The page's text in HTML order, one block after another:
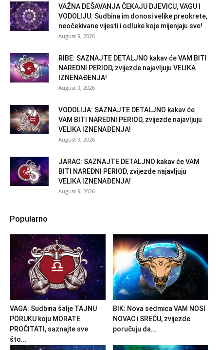
VAŽNA DEŠAVANJA ČEKAJU DJEVICU, VAGU I
VODOLIJU: Sudbina im donosi velike preokrete,
neočekivane vijesti i odluke koje mijenjaju sve!
August 9, 2026
RIBE: SAZNAJTE DETALJNO kakav će VAM BITI
NAREDNI PERIOD, zvijezde najavljuju VELIKA
IZNENAĐENJA!
August 9, 2026
VODOLIJA: SAZNAJTE DETALJNO kakav će
VAM BITI NAREDNI PERIOD, zvijezde najavljuju
VELIKA IZNENAĐENJA!
August 9, 2026
JARAC: SAZNAJTE DETALJNO kakav će VAM
BITI NAREDNI PERIOD, zvijezde najavljuju
VELIKA IZNENAĐENJA!
August 9, 2026
Popularno
VAGA: Sudbina šalje TAJNU
PORUKU koju MORATE
PROČITATI, saznajte sve
što...
BIK: Nova sedmica VAM NOSI
NOVAC i SREĆU, zvijezde
poručuju da...